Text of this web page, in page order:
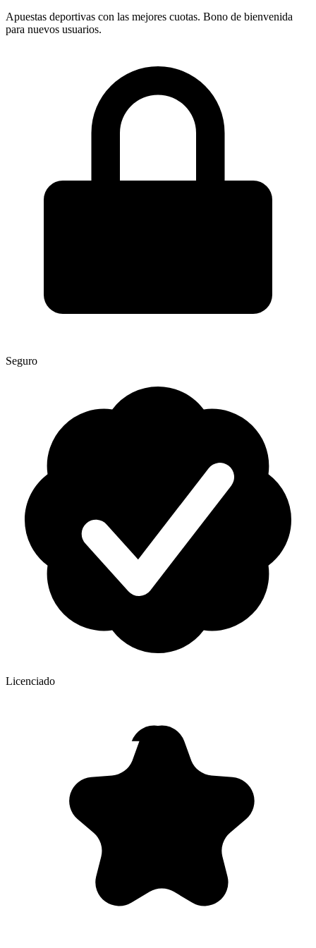
Apuestas deportivas con las mejores cuotas. Bono de bienvenida
para nuevos usuarios.
Seguro
Licenciado